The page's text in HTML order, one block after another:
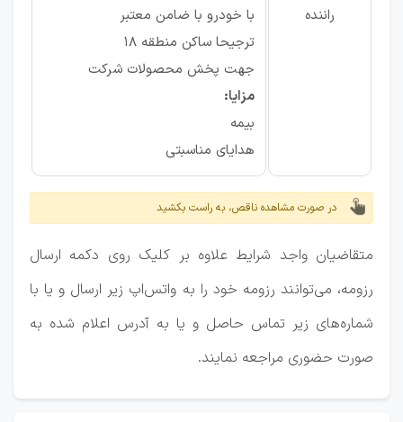
راننده
با خودرو با ضامن معتبر
ترجیحا ساکن منطقه 18
جهت پخش محصولات شرکت
مزایا:
بیمه
هدایای مناسبتی
در صورت مشاهده ناقص، به راست بکشید
متقاضیان واجد شرایط علاوه بر کلیک روی دکمه ارسال
رزومه، می‌توانند رزومه خود را به واتس‌اپ زیر ارسال و یا با
شماره‌های زیر تماس حاصل و یا به آدرس اعلام شده به
صورت حضوری مراجعه نمایند.